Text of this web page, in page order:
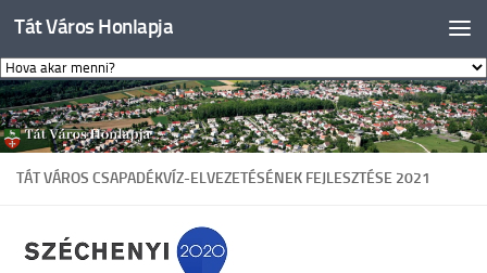
Skip to content
Tát Város Honlapja
TÁT VÁROS CSAPADÉKVÍZ-ELVEZETÉSÉNEK FEJLESZTÉSE 2021